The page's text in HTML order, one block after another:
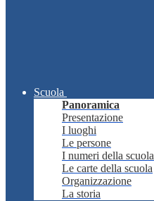
Scuola
Panoramica
Presentazione
I luoghi
Le persone
I numeri della scuola
Le carte della scuola
Organizzazione
La storia